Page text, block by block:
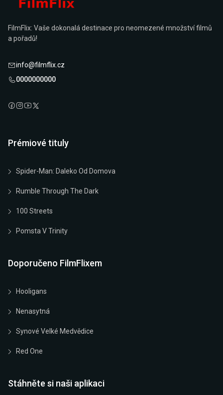
FilmFlix: Vaše dokonalá destinace pro neomezené množství filmů
a pořadů!
info@filmflix.cz
0000000000
Prémiové tituly
Spider-Man: Daleko Od Domova
Rumble Through The Dark
100 Streets
Pomsta V Trinity
Doporučeno FilmFlixem
Hooligans
Nenasytná
Synové Velké Medvědice
Red One
Stáhněte si naši aplikaci